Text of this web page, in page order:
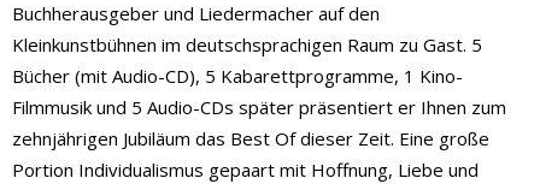
Buchherausgeber und Liedermacher auf den
Kleinkunstbühnen im deutschsprachigen Raum zu Gast. 5
Bücher (mit Audio-CD), 5 Kabarettprogramme, 1 Kino-
Filmmusik und 5 Audio-CDs später präsentiert er Ihnen zum
zehnjährigen Jubiläum das Best Of dieser Zeit. Eine große
Portion Individualismus gepaart mit Hoffnung, Liebe und